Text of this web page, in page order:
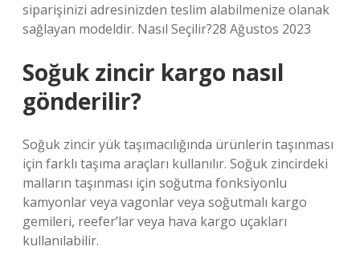
siparişinizi adresinizden teslim alabilmenize olanak
sağlayan modeldir. Nasıl Seçilir?28 Ağustos 2023
Soğuk zincir kargo nasıl
gönderilir?
Soğuk zincir yük taşımacılığında ürünlerin taşınması
için farklı taşıma araçları kullanılır. Soğuk zincirdeki
malların taşınması için soğutma fonksiyonlu
kamyonlar veya vagonlar veya soğutmalı kargo
gemileri, reefer’lar veya hava kargo uçakları
kullanılabilir.